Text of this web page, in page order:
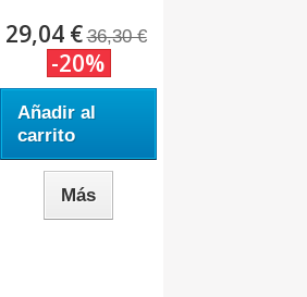
29,04 € 36,30 €
-20%
Añadir al
carrito
Más